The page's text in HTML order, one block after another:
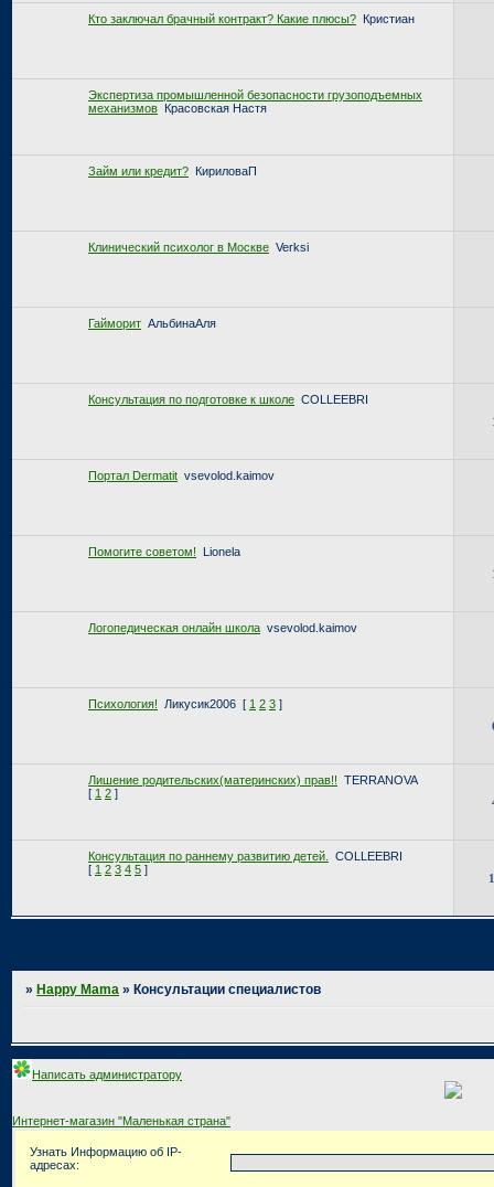
Кто заключал брачный контракт? Какие плюсы? Кристиан
Экспертиза промышленной безопасности грузоподъемных
механизмов Красовская Настя
Займ или кредит? КириловаП
Клинический психолог в Москве Verksi
Гайморит АльбинаАля
Консультация по подготовке к школе COLLEEBRI
Портал Dermatit vsevolod.kaimov
Помогите советом!
Lionela
Логопедическая онлайн школа vsevolod.kaimov
Психология! Ликусик2006 [ 1 2 3 ]
Лишение родительских(материнских) прав!! TERRANOVA
[ 1 2 ]
Консультация по раннему развитию детей.
COLLEEBRI
[ 1 2 3 4 5 ]
» Happy Mama » Консультации специалистов
Написать администратору
Интернет-магазин "Маленькая страна"
Узнать Информацию об IP-
адресах: